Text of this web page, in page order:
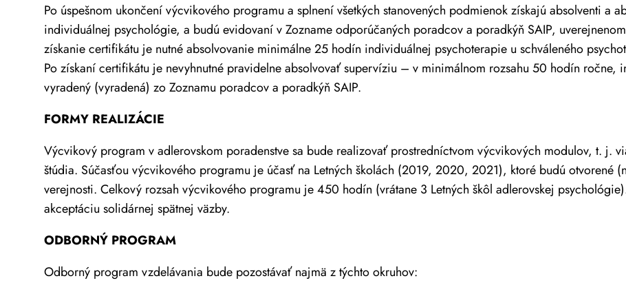
Po úspešnom ukončení výcvikového programu a splnení všetkých stanovených podmienok získajú absolventi a
individuálnej psychológie, a budú evidovaní v Zozname odporúčaných poradcov a poradkýň SAIP,
získanie certifikátu je nutné absolvovanie minimálne 25 hodín individuálnej psychoterapie u schváleného
Po získaní certifikátu je nevyhnutné pravidelne absolvovať supervíziu – v minimálnom rozsahu 50 hodín ročne,
vyradený (vyradená) zo Zoznamu poradcov a poradkýň SAIP.
FORMY REALIZÁCIE
Výcvikový program v adlerovskom poradenstve sa bude realizovať prostredníctvom výcvikových modulov, t. j.
štúdia. Súčasťou výcvikového programu je účasť na Letných školách (2019, 2020, 2021), ktoré budú otvorené
verejnosti. Celkový rozsah výcvikového programu je 450 hodín (vrátane 3 Letných škôl adlerovskej
akceptáciu solidárnej spätnej väzby.
ODBORNÝ PROGRAM
Odborný program vzdelávania bude pozostávať najmä z týchto okruhov: